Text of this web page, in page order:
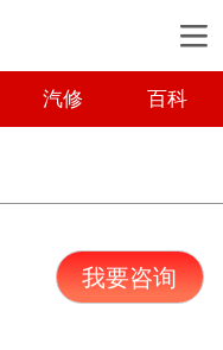
汽修 百科
我要咨询